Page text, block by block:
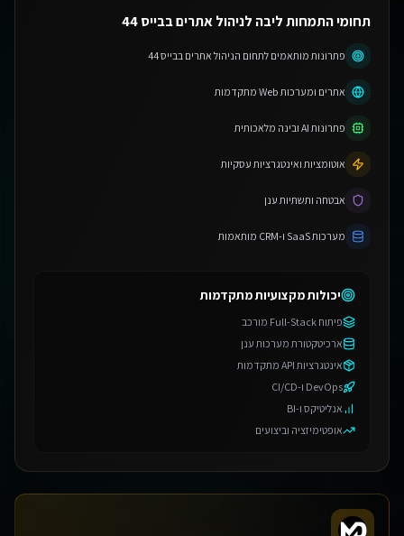
תחומי התמחות ליבה לניהול אתרים בבייס 44
פתרונות מותאמים לתחום הניהול אתרים בבייס 44
אתרים ומערכות Web מתקדמות
פתרונות AI ובינה מלאכותית
אוטומציות ואינטגרציות עסקיות
אבטחה ותשתיות ענן
מערכות SaaS ו-CRM מותאמות
יכולות מקצועיות מתקדמות
פיתוח Full-Stack מורכב
ארכיטקטורת מערכות ענן
אינטגרציות API מתקדמות
DevOps ו-CI/CD
אנליטיקס ו-BI
אופטימיזציה וביצועים